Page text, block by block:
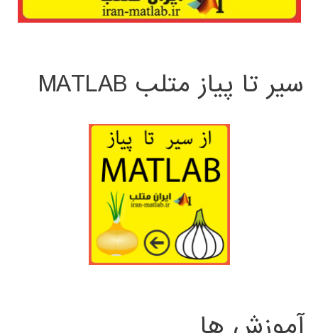
سیر تا پیاز متلب MATLAB